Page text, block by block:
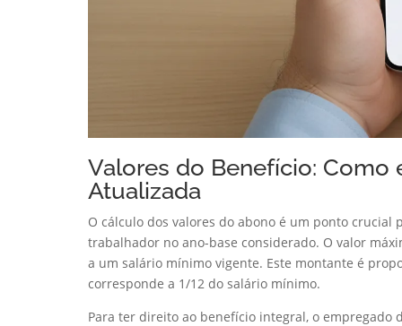
Valores do Benefício: Como
Atualizada
O cálculo dos valores do abono é um ponto
trabalhador no ano-base considerado. O valor
a um salário mínimo vigente. Este montante é
corresponde a 1/12 do salário mínimo.
Para ter direito ao benefício integral, o empregado